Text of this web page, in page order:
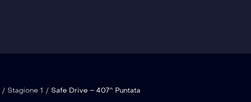
/ Stagione 1 / Safe Drive – 407^ Puntata